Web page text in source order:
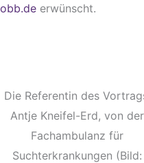
obb.de erwünscht.
Die Referentin des
Antje Kneifel-Erd, von der
Fachambulanz für
Suchterkrankungen (Bild: